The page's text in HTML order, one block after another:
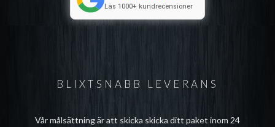
BLIXTSNABB LEVERANS
Vår målsättning är att skicka skicka ditt paket inom 24
Läs 1000+ kundrecensioner